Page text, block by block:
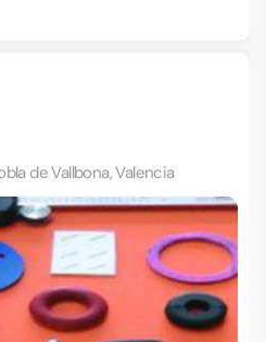
de Vallbona, Valencia